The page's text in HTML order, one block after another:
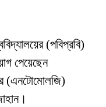
(পবিপ্রবি)
পেয়েছেন
(এনটোমোলজি)